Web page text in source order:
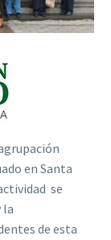
en Santa
se
la
de esta